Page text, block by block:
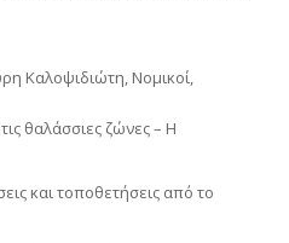
Καλοψιδιώτη, Νομικοί,
θαλάσσιες ζώνες – Η
και τοποθετήσεις από το